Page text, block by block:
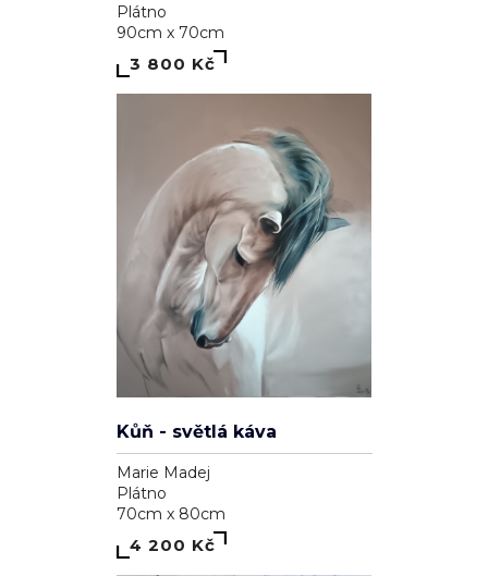
Eugene Ivanov
Plátno
35cm x 50cm
11 000 Kč
"V harmonii"